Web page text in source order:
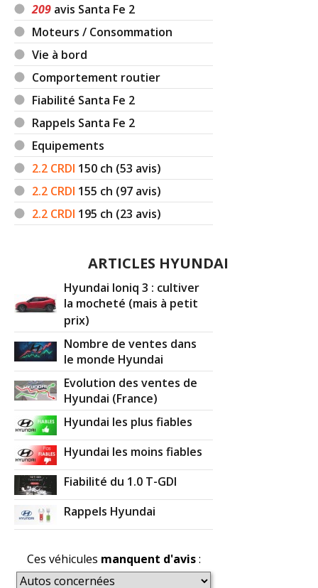
209 avis Santa Fe 2
Moteurs / Consommation
Vie à bord
Comportement routier
Fiabilité Santa Fe 2
Rappels Santa Fe 2
Equipements
2.2 CRDI 150 ch (53 avis)
2.2 CRDI 155 ch (97 avis)
2.2 CRDI 195 ch (23 avis)
ARTICLES HYUNDAI
Hyundai Ioniq 3 : cultiver
la mocheté (mais à petit
prix)
Nombre de ventes dans
le monde Hyundai
Evolution des ventes de
Hyundai (France)
Hyundai les plus fiables
Hyundai les moins fiables
Fiabilité du 1.0 T-GDI
Rappels Hyundai
Ces véhicules manquent d'avis: